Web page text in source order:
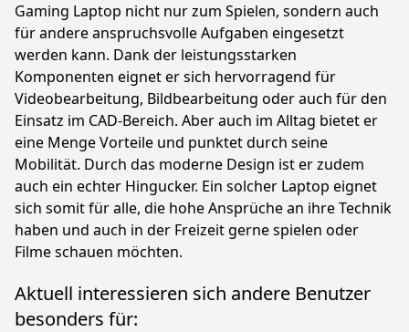
Gaming Laptop nicht nur zum Spielen, sondern auch
für andere anspruchsvolle Aufgaben eingesetzt
werden kann. Dank der leistungsstarken
Komponenten eignet er sich hervorragend für
Videobearbeitung, Bildbearbeitung oder auch für den
Einsatz im CAD-Bereich. Aber auch im Alltag bietet er
eine Menge Vorteile und punktet durch seine
Mobilität. Durch das moderne Design ist er zudem
auch ein echter Hingucker. Ein solcher Laptop eignet
sich somit für alle, die hohe Ansprüche an ihre Technik
haben und auch in der Freizeit gerne spielen oder
Filme schauen möchten.
Aktuell interessieren sich andere Benutzer
besonders für: